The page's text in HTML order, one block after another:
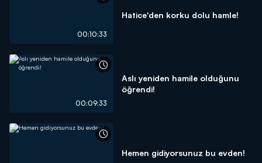
00:10:33
Hatice'den korku dolu hamle!
00:09:33
Aslı yeniden hamile olduğunu
öğrendi!
Hemen gidiyorsunuz bu evden!